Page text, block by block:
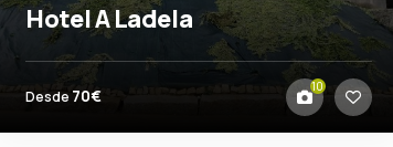
Hotel A Ladela
Desde 70€ 10